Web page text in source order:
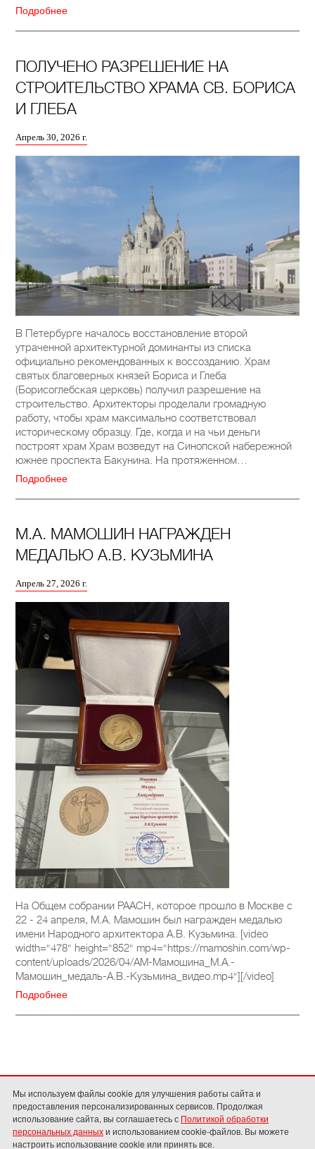
Подробнее
ПОЛУЧЕНО РАЗРЕШЕНИЕ НА
СТРОИТЕЛЬСТВО ХРАМА СВ. БОРИСА
И ГЛЕБА
Апрель 30, 2026 г.
В Петербурге началось восстановление второй
утраченной архитектурной доминанты из списка
официально рекомендованных к воссозданию. Храм
святых благоверных князей Бориса и Глеба
(Борисоглебская церковь) получил разрешение на
строительство. Архитекторы проделали громадную
работу, чтобы храм максимально соответствовал
историческому образцу. Где, когда и на чьи деньги
построят храм Храм возведут на Синопской набережной
южнее проспекта Бакунина. На протяженном…
Подробнее
М.А. МАМОШИН НАГРАЖДЕН
МЕДАЛЬЮ А.В. КУЗЬМИНА
Апрель 27, 2026 г.
На Общем собрании РААСН, которое прошло в Москве с
22 - 24 апреля, М.А. Мамошин был награжден медалью
имени Народного архитектора А.В. Кузьмина. [video
width="478" height="852" mp4="https://mamoshin.com/wp-
content/uploads/2026/04/АМ-Мамошина_М.А.-
Мамошин_медаль-А.В.-Кузьмина_видео.mp4"][/video]
Подробнее
САНКТ-ПЕТЕРБУРГ
тел.: (812) 571-3479; (812) 315-8501;
Мы используем файлы cookie для улучшения работы сайта и
предоставления персонализированных сервисов. Продолжая
использование сайта, вы соглашаетесь с Политикой обработки
персональных данныхи использованием cookie-файлов. Вы можете
настроить использование cookie или принять все.